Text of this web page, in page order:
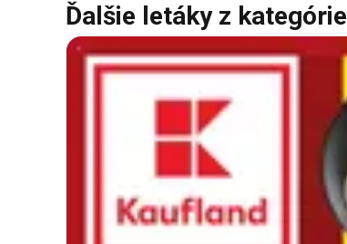
Ďalšie letáky z kategórie